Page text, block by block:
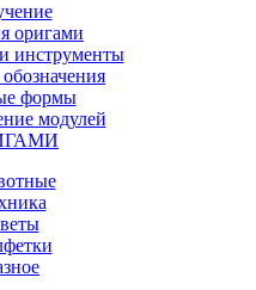
оригами
инструменты
формы
модулей